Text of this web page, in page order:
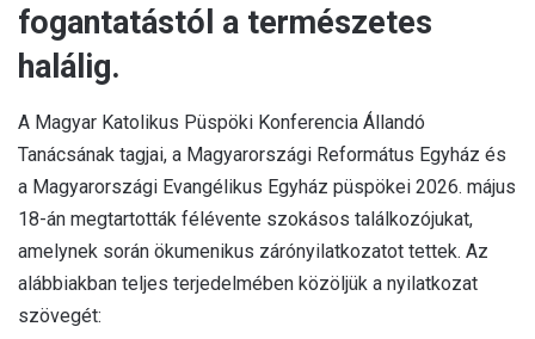
fogantatástól a természetes
halálig.
A Magyar Katolikus Püspöki Konferencia Állandó
Tanácsának tagjai, a Magyarországi Református Egyház és
a Magyarországi Evangélikus Egyház püspökei 2026. május
18-án megtartották félévente szokásos találkozójukat,
amelynek során ökumenikus zárónyilatkozatot tettek. Az
alábbiakban teljes terjedelmében közöljük a nyilatkozat
szövegét: